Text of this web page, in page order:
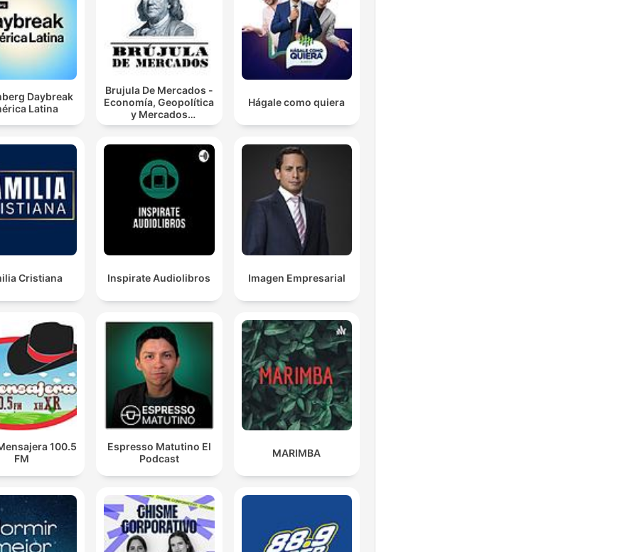
Daybreak
Latina
Brujula De Mercados -
Economía, Geopolítica
y Mercados
Financieros.
Hágale como quiera
Cristiana Inspirate Audiolibros Imagen Empresarial
100.5
FM
Espresso Matutino El
Podcast
MARIMBA